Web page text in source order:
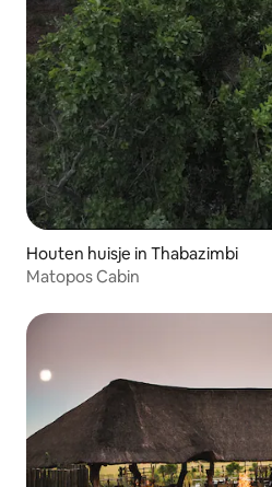
Houten huisje in Thabazimbi
Matopos Cabin